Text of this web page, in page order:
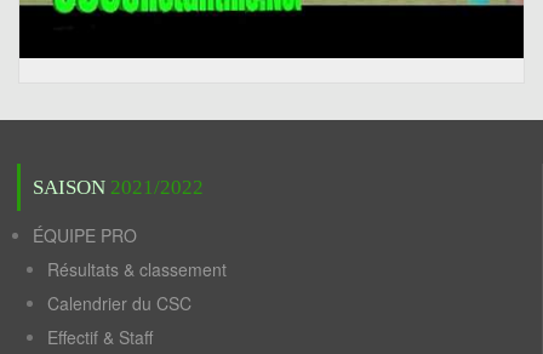
SAISON 2021/2022
ÉQUIPE PRO
Résultats & classement
Calendrier du CSC
Effectif & Staff